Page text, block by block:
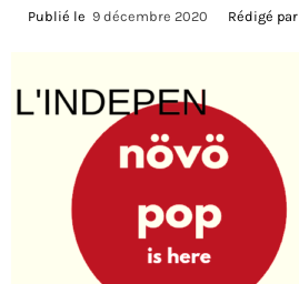
Publié le 9 décembre 2020 Rédigé par